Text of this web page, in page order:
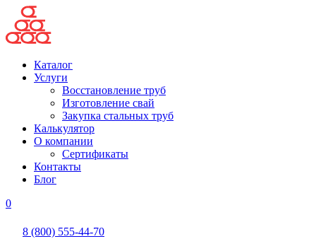
Каталог
Услуги
Восстановление труб
Изготовление свай
Закупка стальных труб
Калькулятор
О компании
Сертификаты
Контакты
Блог
0
8 (800) 555-44-70